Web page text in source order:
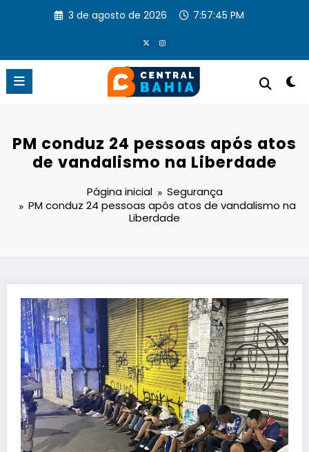
3 de agosto de 2026 7:57:46 PM
PM conduz 24 pessoas após atos
de vandalismo na Liberdade
Página inicial
Segurança
PM conduz 24 pessoas após atos de vandalismo na
Liberdade